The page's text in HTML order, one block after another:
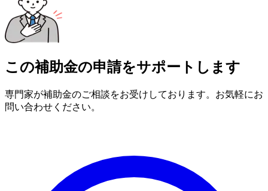
この補助金の申請をサポートします
専門家が補助金のご相談をお受けしております。お気軽にお
問い合わせください。